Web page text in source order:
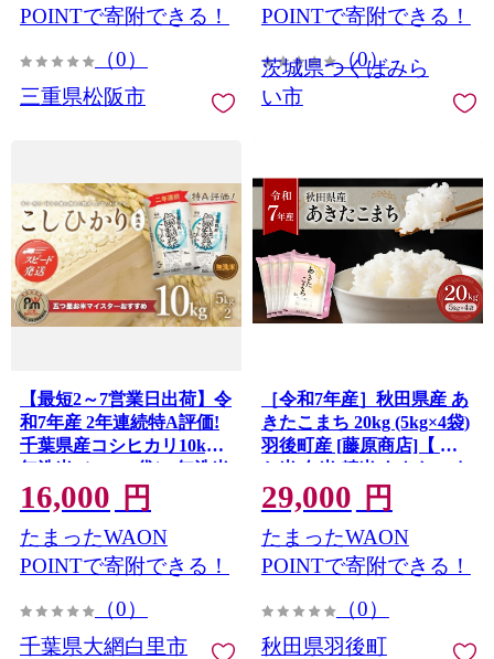
POINTで寄附できる！
（0）
三重県松阪市
味しい お米 おこめ おコメ
POINTで寄附できる！
（0）
茨城県つくばみら
い市
【最短2～7営業日出荷】令
和7年産 2年連続特A評価!
千葉県産コシヒカリ10kg
無洗米（5kg×2袋） 無洗米
10kg 千葉県産 大網白里市
コシヒカリ お米 米 こめ 送
料無料 E004
16,000 円
たまったWAON
POINTで寄附できる！
（0）
千葉県大網白里市
［令和7年産］秋田県産 あ
きたこまち 20kg (5kg×4袋)
羽後町産 [藤原商店]【 米
お米 白米 精米 あきたこま
ち アキタコマチ 美味しい
秋田 羽後 】
29,000 円
たまったWAON
POINTで寄附できる！
（0）
秋田県羽後町